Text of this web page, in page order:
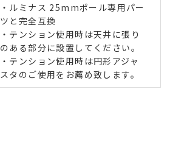
・ルミナス 25mmポール専用パー
ツと完全互換
・テンション使用時は天井に張り
のある部分に設置してください。
・テンション使用時は円形アジャ
スタのご使用をお薦め致します。